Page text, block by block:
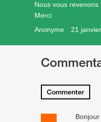
Nous vous revenons
Merci
Anonyme
21
Commenter